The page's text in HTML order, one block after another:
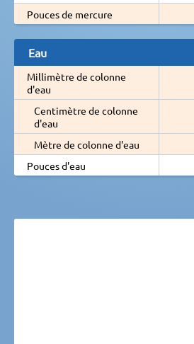
Pouces de mercure
Eau
Millimètre de colonne
d'eau
Centimètre de colonne
d'eau
Mètre de colonne d'eau
Pouces d'eau